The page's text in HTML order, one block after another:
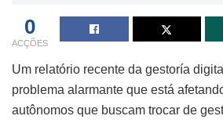
0
ACÇÕES
Um relatório recente da gestoría
problema alarmante que está
autônomos que buscam trocar de